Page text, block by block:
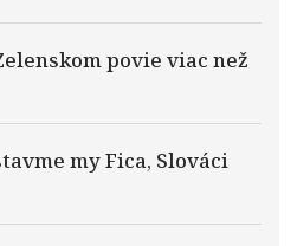
povie viac než
my Fica, Slováci